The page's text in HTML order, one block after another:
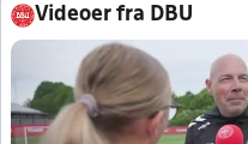
Videoer fra DBU